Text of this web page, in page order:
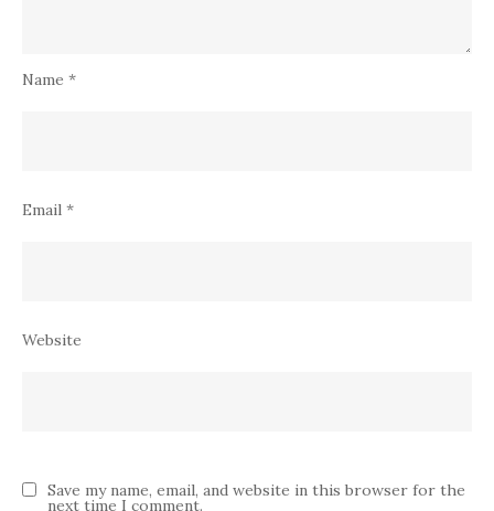
Name *
Email *
Website
Save my name, email, and website in this browser for the
next time I comment.